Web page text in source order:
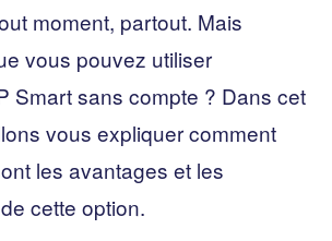
moment, partout. Mais
vous pouvez utiliser
Smart sans compte ? Dans cet
vous expliquer comment
les avantages et les
cette option.